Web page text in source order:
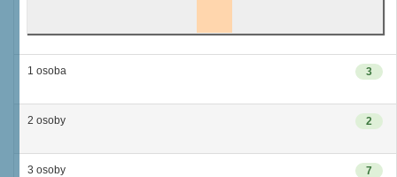
3
1 osoba
2
2 osoby
7
3 osoby